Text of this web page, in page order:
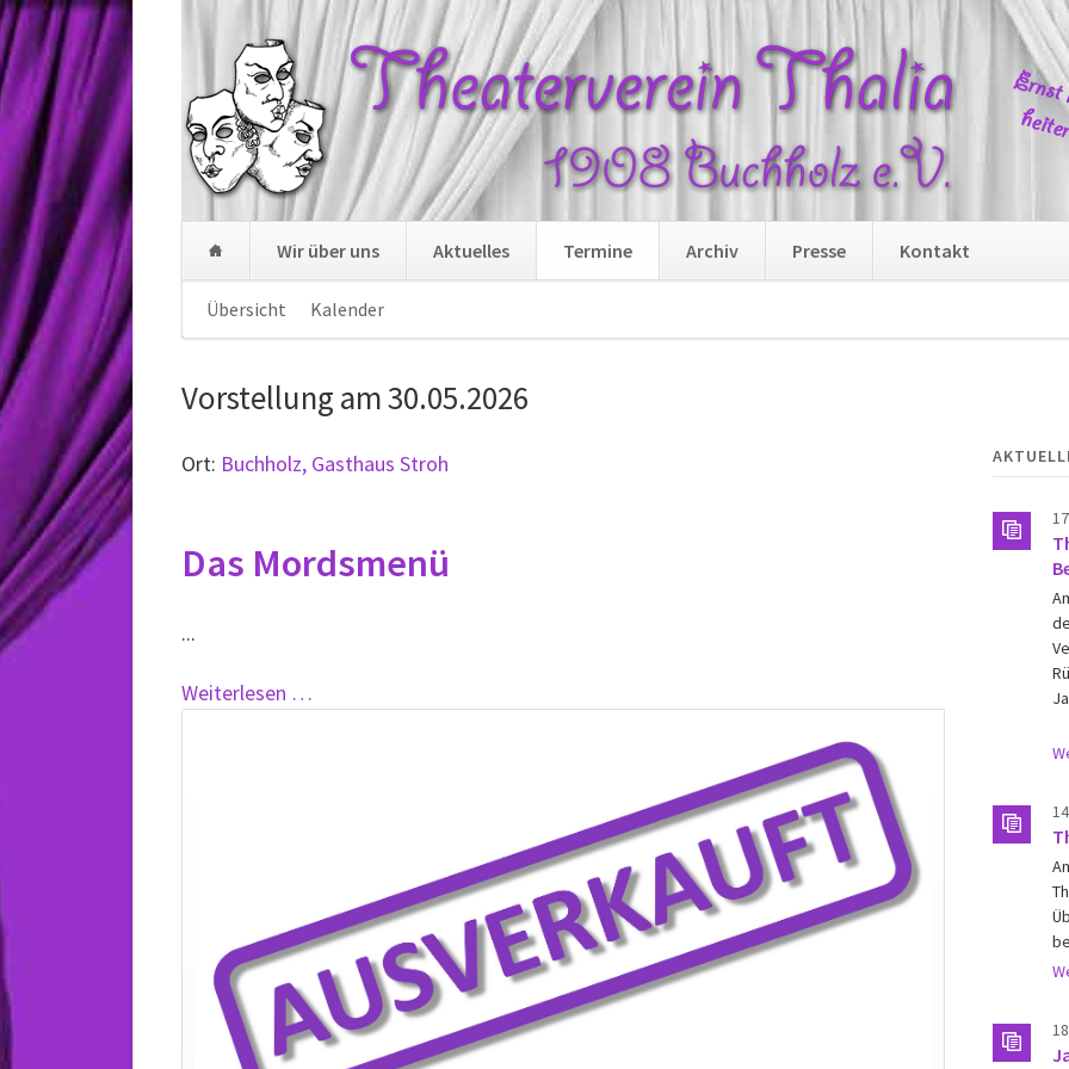
Wir über uns Aktuelles Termine Archiv Presse Kontakt
Navigation
überspringen
Übersicht Kalender
Vorstellung am30.05.2026
Ort: Buchholz, Gasthaus Stroh
Das Mordsmenü
...
Weiterlesen …